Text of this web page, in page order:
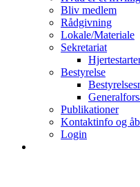
Bliv medlem
Rådgivning
Lokale/Materiale
Sekretariat
Bestyrelse
Publikationer
Kontaktinfo og
Login